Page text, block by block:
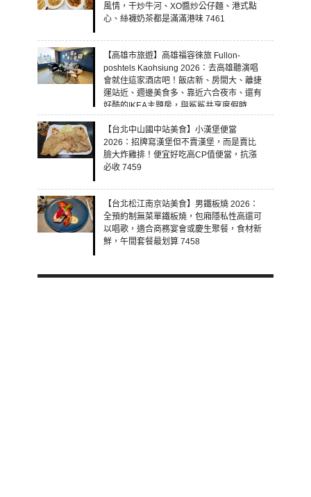
風情，干炒牛河、XO醬炒公仔麵、港式點
心、絲襪奶茶都是滿滿港味 7461
【高雄市旅遊】高雄福容徠旅 Fullon-
poshtels Kaohsiung 2026：去高雄聽演唱
會就住這家酒店吧！飯店新、房間大、離捷
運站近、週邊美食多、靠近六合夜市、還有
好酷的IKEA主題房，與鯊鯊共享度假時
光！ 7460
【台北中山國中站美食】小漢堡便當
2026：招牌寫漢堡但不賣漢堡，而是賣比
臉大炸雞排！便宜好吃高CP值便當，抗漲
必收 7459
【台北松江南京站美食】男鐵板燒 2026：
全預約制無菜單鐵板燒，包廂隱私性高還可
以唱歌，適合商務宴會或慶生聚餐，食材新
鮮，午間套餐最划算 7458